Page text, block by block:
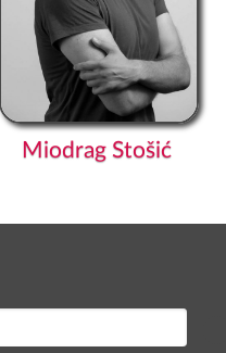
Miodrag Stošić